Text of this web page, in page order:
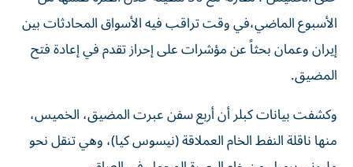
الأسبوع الماضي،​في وقت تراقب فيه الأسواق المحادثات بين
إيران وعمان بحثاً ‌عن مؤشرات على إحراز ‌تقدم في إعادة فتح
المضيق.
وكشفت بيانات كبلر أن أربع سفن عبرت المضيق، الخميس،
منها ناقلة النفط الخام العملاقة (نيسوس ‌كيا)، وهي تنقل نحو